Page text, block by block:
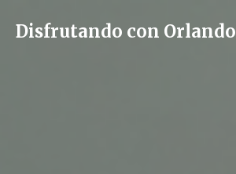
Disfrutando con Orlando